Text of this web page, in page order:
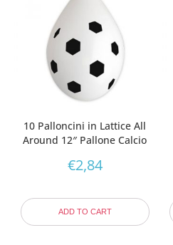
10 Palloncini in Lattice All
Around 12″ Pallone Calcio
€2,84
ADD TO CART